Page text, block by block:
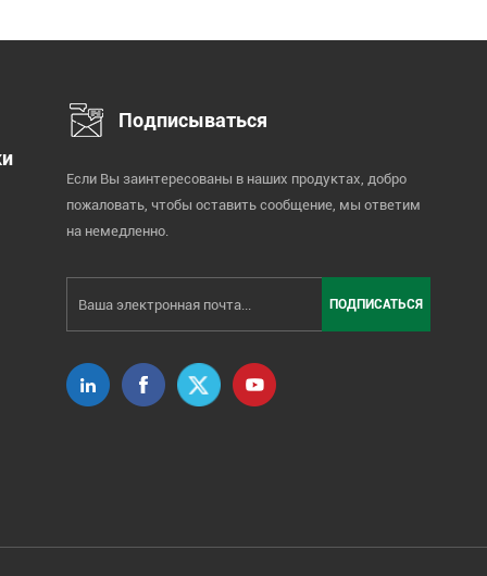
Подписываться
Если Вы заинтересованы в наших продуктах, добро
пожаловать, чтобы оставить сообщение, мы ответим
на немедленно.